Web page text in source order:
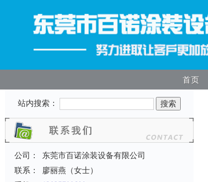
首页
站内搜索：
公司：
东莞市百诺涂装设备有限公司
联系：
廖丽燕（女士）